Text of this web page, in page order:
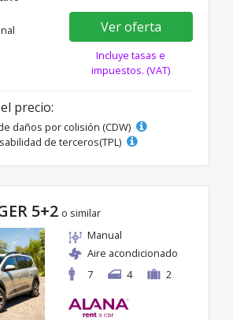
Ver oferta
Incluye tasas e
impuestos. (VAT)
precio:
daños por colisión (CDW)
de terceros(TPL)
5+2 o similar
Manual
Aire acondicionado
7
4 2